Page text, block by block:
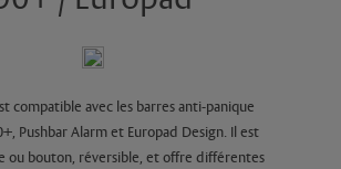
compatible avec les barres anti-panique
Pushbar Alarm et Europad Design. Il est
ou bouton, réversible, et offre différentes